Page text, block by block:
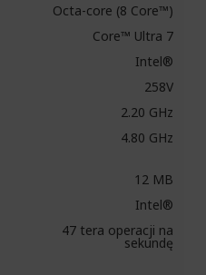
Octa-core (8 Core™)
Core™ Ultra 7
Intel®
258V
2.20 GHz
4.80 GHz
12 MB
Intel®
47 tera operacji na
sekundę